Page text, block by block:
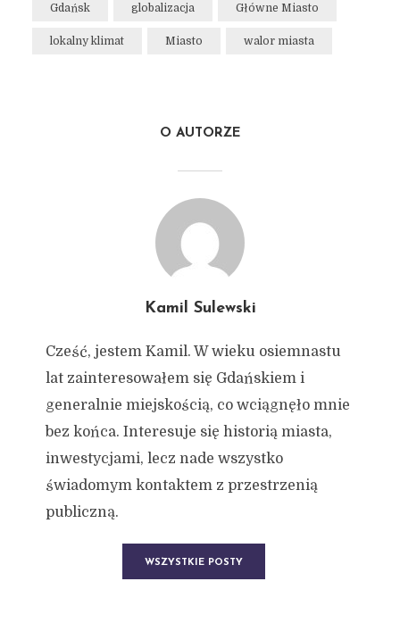
Gdańsk globalizacja Główne Miasto
lokalny klimat Miasto walor miasta
O AUTORZE
Kamil Sulewski
Cześć, jestem Kamil. W wieku osiemnastu
lat zainteresowałem się Gdańskiem i
generalnie miejskością, co wciągnęło mnie
bez końca. Interesuje się historią miasta,
inwestycjami, lecz nade wszystko
świadomym kontaktem z przestrzenią
publiczną.
WSZYSTKIE POSTY